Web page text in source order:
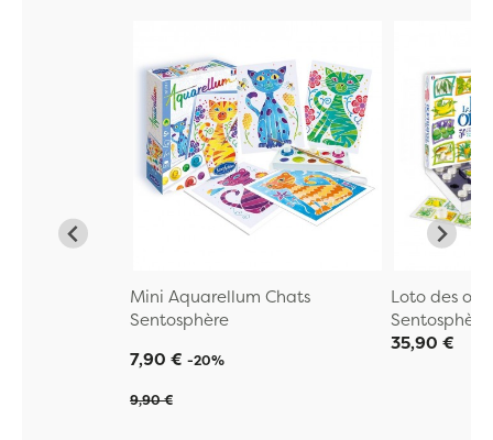
Mini Aquarellum Chats
Sentosphère
7,90 € -20%
9,90 €
Loto des
Sentosphère
35,90 €